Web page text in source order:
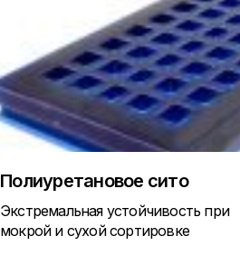
Полиуретановое сито
Экстремальная устойчивость при
мокрой и сухой сортировке